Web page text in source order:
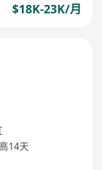
$18K-23K/月
14天